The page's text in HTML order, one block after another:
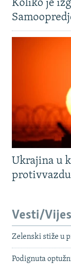
Koliko je
Ukrajina u
Vesti/
Zelenski stiže u
Podignuta